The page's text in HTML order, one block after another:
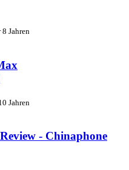
Jahren
Jahren
- Chinaphone